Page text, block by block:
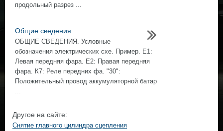
продольный разрез ...
Общие сведения
ОБЩИЕ СВЕДЕНИЯ. Условные
обозначения электрических схе. Пример. Е1:
Левая передняя фара. Е2: Правая передняя
фара. К7: Реле передних фа. "30":
Положительный провод аккумуляторной батар
...
Другое на сайте:
Снятие главного цилиндра сцепления